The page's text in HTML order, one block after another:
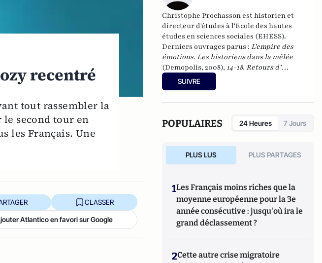
recentré
tout rassembler la
le second tour en
les Français. Une
CLASSER
Atlantico en favori sur Google
Christophe Prochasson est historien et
directeur d'études à l'Ecole des hautes
études en sciences sociales (EHESS).
Derniers ouvrages parus : L’empire des
émotions. Les historiens dans la mêlée
(Demopolis, 2008), 14-18. Retours d’
expérience
(Tallandier, 2008) et
est-elle morale ?
SUIVRE
POPULAIRES 24 Heures 7 Jours
PLUS LUS PLUS PARTAGES
1Les Français moins riches que la
moyenne européenne pour la 3e
année consécutive : jusqu'où ira le
grand déclassement ?
2Cette autre crise migratoire